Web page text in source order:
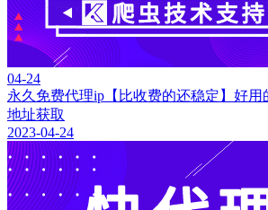
04-24
永久免费代理ip【比收费的还稳定】好用
地址获取
2023-04-24